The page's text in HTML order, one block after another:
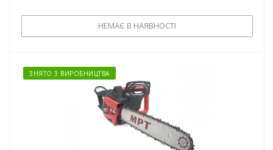
НЕМАЄ В НАЯВНОСТІ
ЗНЯТО З ВИРОБНИЦТВА